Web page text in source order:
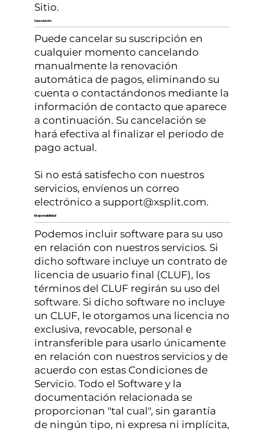
Sitio.
Cancelación
Puede cancelar su suscripción en
cualquier momento cancelando
manualmente la renovación
automática de pagos, eliminando su
cuenta o contactándonos mediante la
información de contacto que aparece
a continuación. Su cancelación se
hará efectiva al finalizar el periodo de
pago actual.
Si no está satisfecho con nuestros
servicios, envíenos un correo
electrónico asupport@xsplit.com.
Responsabilidad
Podemos incluir software para su uso
en relación con nuestros servicios. Si
dicho software incluye un contrato de
licencia de usuario final (CLUF), los
términos del CLUF regirán su uso del
software. Si dicho software no incluye
un CLUF, le otorgamos una licencia no
exclusiva, revocable, personal e
intransferible para usarlo únicamente
en relación con nuestros servicios y de
acuerdo con estas Condiciones de
Servicio. Todo el Software y la
documentación relacionada se
proporcionan "tal cual", sin garantía
de ningún tipo, ni expresa ni implícita,